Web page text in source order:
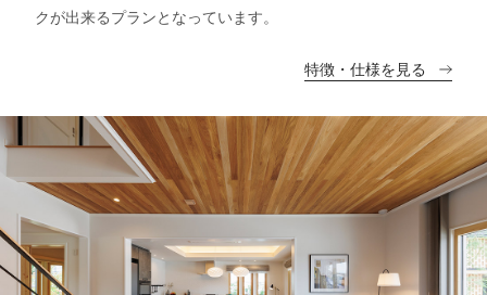
クが出来るプランとなっています。
特徴・仕様を見る